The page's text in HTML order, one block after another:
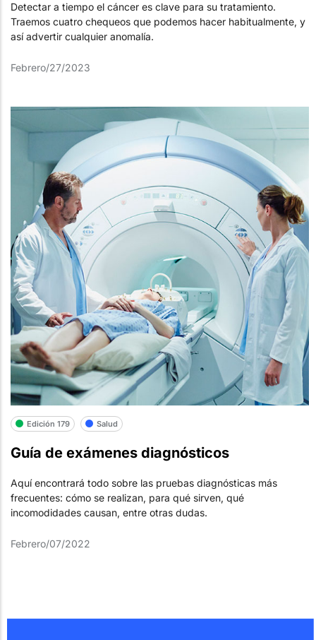
Detectar a tiempo el cáncer es clave para su tratamiento.
Traemos cuatro chequeos que podemos hacer habitualmente, y
así advertir cualquier anomalía.
Febrero/27/2023
Edición 179 Salud
Guía de exámenes diagnósticos
Aquí encontrará todo sobre las pruebas diagnósticas más
frecuentes: cómo se realizan, para qué sirven, qué
incomodidades causan, entre otras dudas.
Febrero/07/2022